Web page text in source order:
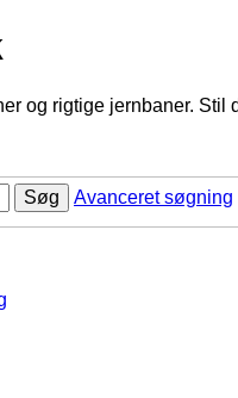
og rigtige jernbaner. Stil
Søg Avanceret søgning